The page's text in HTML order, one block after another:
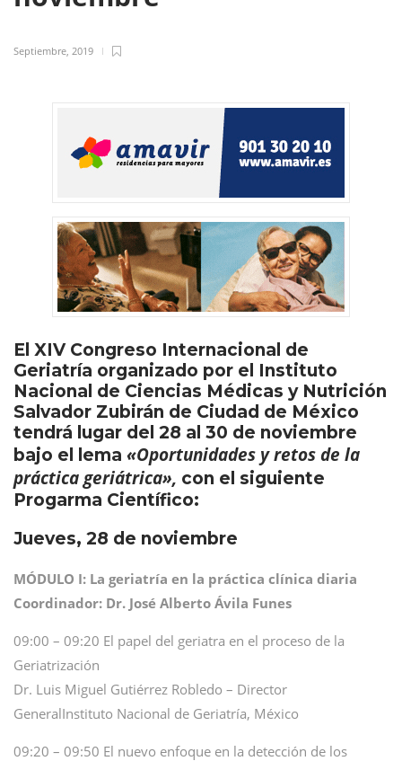
Septiembre, 2019
El XIV Congreso Internacional de
Geriatría organizado por el Instituto
Nacional de Ciencias Médicas y Nutrición
Salvador Zubirán de Ciudad de México
tendrá lugar del 28 al 30 de noviembre
bajo el lema «Oportunidades y retos de la
práctica geriátrica», con el siguiente
Progarma Científico:
Jueves, 28 de noviembre
MÓDULO I: La geriatría en la práctica clínica diaria
Coordinador: Dr. José Alberto Ávila Funes
09:00 – 09:20 El papel del geriatra en el proceso de la
Geriatrización
Dr. Luis Miguel Gutiérrez Robledo – Director
GeneralInstituto Nacional de Geriatría, México
09:20 – 09:50 El nuevo enfoque en la detección de los